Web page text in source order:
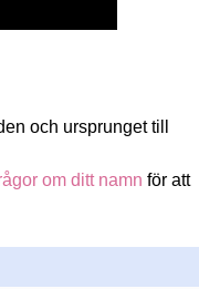
och ursprunget till
om ditt namn för att